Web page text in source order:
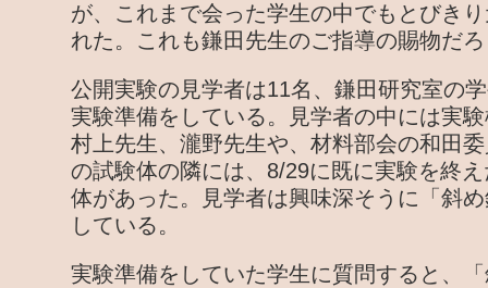
が、これまで会った学生の中でもとびき
れた。これも鎌田先生のご指導の賜物だ
公開実験の見学者は11名、鎌田研究室の
実験準備をしている。見学者の中には実
村上先生、瀧野先生や、材料部会の和田
の試験体の隣には、8/29に既に実験を終
体があった。見学者は興味深そうに「斜
している。
実験準備をしていた学生に質問すると、